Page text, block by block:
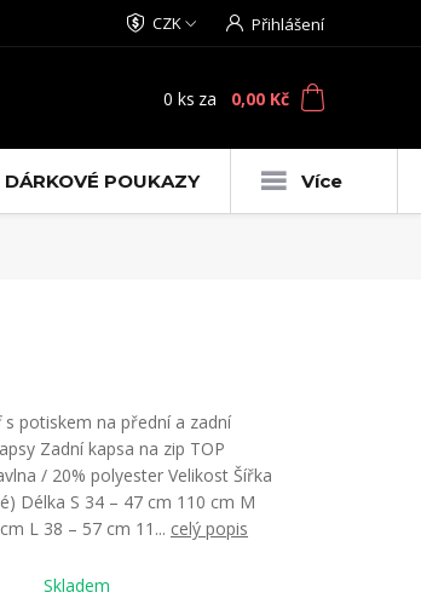
CZK Přihlášení
0 ks za 0,00 Kč
DÁRKOVÉ POUKAZY Více
s potiskem na přední a zadní
Zadní kapsa na zip TOP
/ 20% polyester Velikost Šířka
Délka S 34 – 47 cm 110 cm M
L 38 – 57 cm 11... celý popis
Skladem